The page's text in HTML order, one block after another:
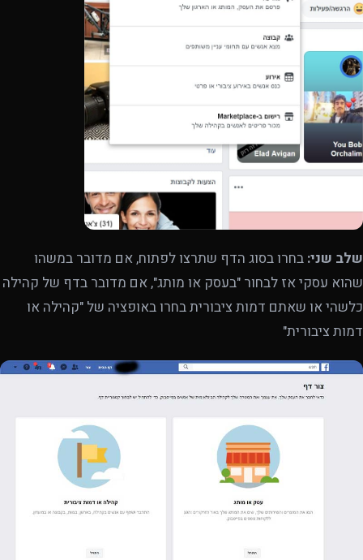
שלב שני: בחרו בסוג הדף שתרצו לפתוח, אם מדובר במשהו
שהוא עסקי אז לבחור "בעסק או מותג", אם מדובר בדף של קהילה
כלשהי או שאתם דמות ציבורית בחרו באופציה של "קהילה או
דמות ציבורית"